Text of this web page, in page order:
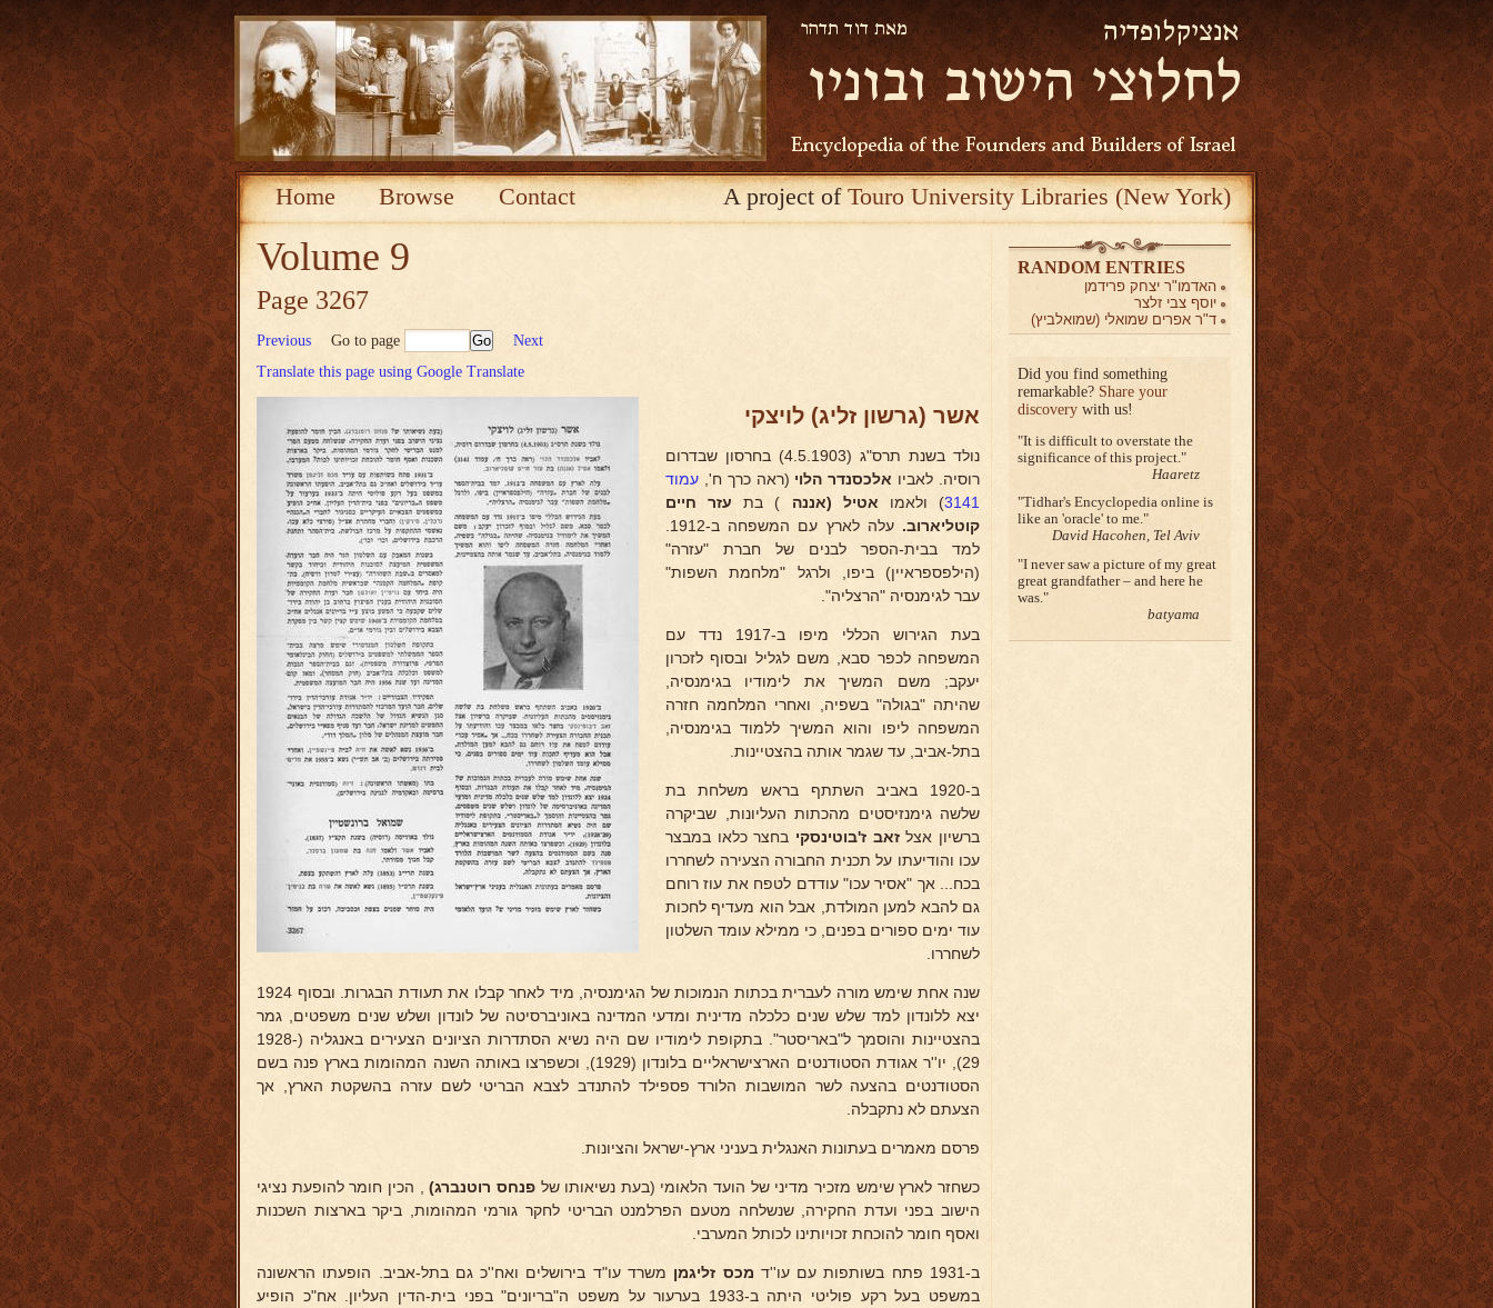
Home Browse Contact A project ofTouro University Libraries (New York)
Volume 9
Page 3267
Previous Go to page
Next
Translate this page using Google Translate
אשר (גרשון זליג) לויצקי
נולד בשנת תרס"ג (4.5.1903) בחרסון שבדרום
רוסיה. לאביו אלכסנדר הלוי (ראה כרך ח', עמוד
3141) ולאמו אטיל (אננה ) בת עזר חיים
קוטליארוב.
למד בבית-הספר לבנים של חברת "עזרה"
(הילפספראיין) ביפו, ולרגל "מלחמת השפות"
עבר לגימנסיה "הרצליה".
בעת הגירוש הכללי מיפו ב-1917 נדד עם
המשפחה לכפר סבא, משם לגליל ובסוף לזכרון
יעקב; משם המשיך את לימודיו בגימנסיה,
שהיתה "בגולה" בשפיה, ואחרי המלחמה חזרה
המשפחה ליפו והוא המשיך ללמוד בגימנסיה,
בתל-אביב, עד שגמר אותה בהצטיינות.
ב-1920 באביב השתתף בראש משלחת בת
שלשה גימנזיסטים מהכתות העליונות, שביקרה
ברשיון אצלזאב ז'בוטינסקי בחצר כלאו במבצר
עכו והודיעתו על תכנית החבורה הצעירה לשחררו
בכח... אך "אסיר עכו" עודדם לטפח את עוז רוחם
גם להבא למען המולדת, אבל הוא מעדיף לחכות
עוד ימים ספורים בפנים, כי ממילא עומד השלטון
לשחררו.
שנה אחת שימש מורה לעברית בכתות הנמוכות של הגימנסיה, מיד לאחר קבלו את תעודת הבגרות. ובסוף 1924
יצא ללונדון למד שלש שנים כלכלה מדינית ומדעי המדינה באוניברסיטה של לונדון ושלש שנים משפטים, גמר
בהצטיינות והוסמך ל"באריסטר". בתקופת לימודיו שם היה נשיא הסתדרות הציונים הצעירים באנגליה (1928-
29), יו''ר אגודת הסטודנטים הארצישראליים בלונדון (1929), וכשפרצו באותה השנה המהומות בארץ פנה בשם
הסטודנטים בהצעה לשר המושבות הלורד פספילד להתנדב לצבא הבריטי לשם עזרה בהשקטת הארץ, אך
הצעתם לא נתקבלה.
פרסם מאמרים בעתונות האנגלית בעניני ארץ-ישראל והציונות.
כשחזר לארץ שימש מזכיר מדיני של הועד הלאומי (בעת נשיאותו שלפנחס רוטנברג), הכין חומר להופעת נציגי
הישוב בפני ועדת החקירה, שנשלחה מטעם הפרלמנט הבריטי לחקר גורמי המהומות, ביקר בארצות השכנות
ואסף חומר להוכחת זכויותינו לכותל המערבי.
ב-1931 פתח בשותפות עם עו''ד מכס זליגמן משרד עו"ד בירושלים ואח''כ גם בתל-אביב. הופעתו הראשונה
במשפט בעל רקע פוליטי היתה ב-1933 בערעור על משפט ה"בריונים" בפני בית-הדין העליון. אח"כ הופיע
RANDOM ENTRIES
האדמו"ר יצחק פרידמן
יוסף צבי זלצר
ד"ר אפרים שמואלי (שמואלביץ)
Did you find something
remarkable? Share your
discovery with us!
It is difficult to overstate the
significance of this project.
Haaretz
Tidhar's Encyclopedia online is
like an 'oracle' to me.
David Hacohen, Tel Aviv
I never saw a picture of my great
great grandfather – and here he
was.
batyama